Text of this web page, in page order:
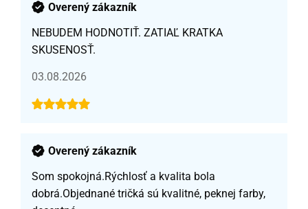
Overený zákazník
NEBUDEM HODNOTIŤ. ZATIAĽ KRATKA
SKUSENOSŤ.
03.08.2026
Overený zákazník
Som spokojná.Rýchlosť a kvalita bola
dobrá.Objednané tričká sú kvalitné, peknej farby,